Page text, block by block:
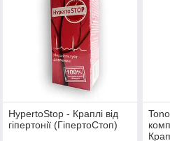
HypertoStop - Краплі від
гіпертонії (ГіпертоСтоп)